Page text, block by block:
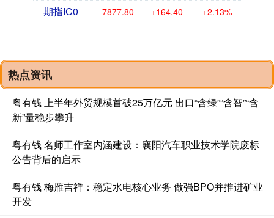
期指IC0 7877.80 +164.40 +2.13%
热点资讯
粤有钱 上半年外贸规模首破25万亿元 出口“含绿”“含智”“含
新”量稳步攀升
粤有钱 名师工作室内涵建设：襄阳汽车职业技术学院废标
公告背后的启示
粤有钱 梅雁吉祥：稳定水电核心业务 做强BPO并推进矿业
开发